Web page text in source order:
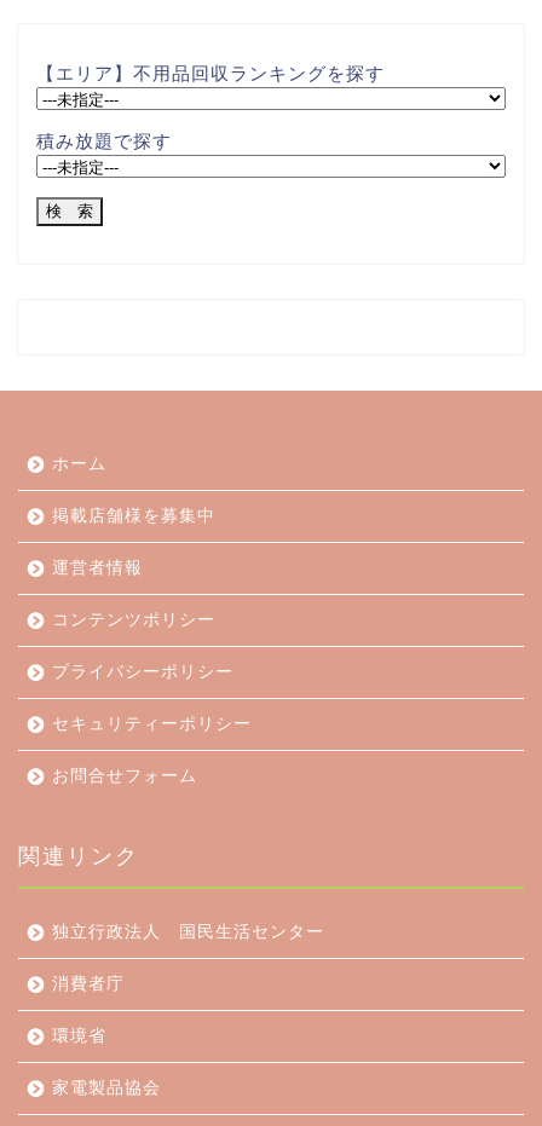
【エリア】不用品回収ランキングを探す
積み放題で探す
ホーム
掲載店舗様を募集中
運営者情報
コンテンツポリシー
プライバシーポリシー
セキュリティーポリシー
お問合せフォーム
関連リンク
独立行政法人 国民生活センター
消費者庁
環境省
家電製品協会